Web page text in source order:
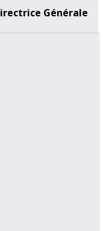
Générale